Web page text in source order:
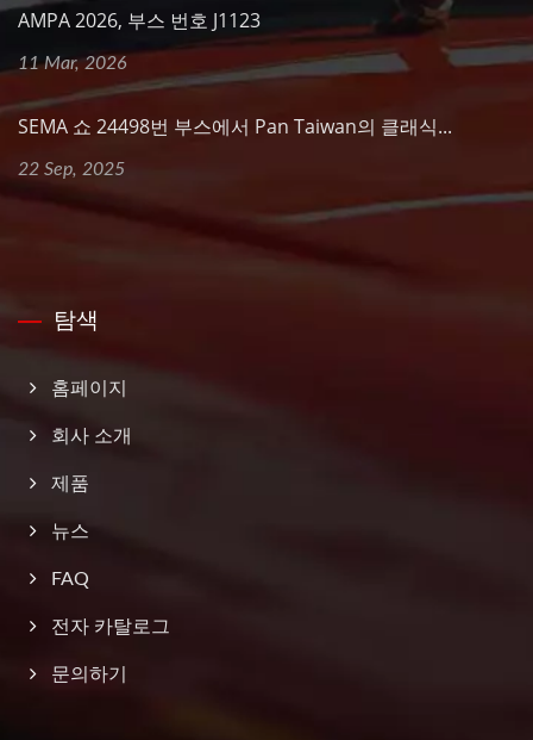
AMPA 2026, 부스 번호 J1123
11 Mar, 2026
SEMA 쇼 24498번 부스에서 Pan Taiwan의 클래식...
22 Sep, 2025
탐색
홈페이지
회사 소개
제품
뉴스
FAQ
전자 카탈로그
문의하기